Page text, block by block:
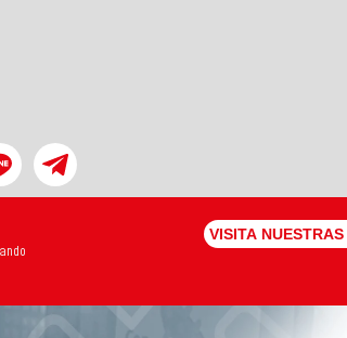
VISITA